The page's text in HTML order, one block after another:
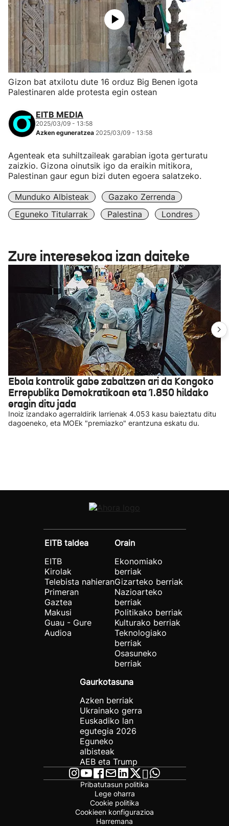
Gizon bat atxilotu dute 16 orduz Big Benen igota
Palestinaren alde protesta egin ostean
EITB MEDIA
2025/03/09 - 13:58
Azken eguneratzea 2025/03/09 - 13:58
Agenteak eta suhiltzaileak garabian igota gerturatu
zaizkio. Gizona oinutsik igo da eraikin mitikora,
Palestinan gaur egun bizi duten egoera salatzeko.
Munduko Albisteak
Gazako Zerrenda
Eguneko Titularrak
Palestina Londres
Zure interesekoa izan daiteke
Ebola kontrolik gabe zabaltzen ari da Kongoko
Errepublika Demokratikoan eta 1.850 hildako
eragin ditu jada
Inoiz izandako agerraldirik larrienak 4.053 kasu baieztatu ditu
dagoeneko, eta MOEk "premiazko" erantzuna eskatu du.
EITB taldea
EITB
Kirolak
Telebista nahieran
Primeran
Gaztea
Makusi
Guau - Gure
Audioa
Orain
Ekonomiako
berriak
Gizarteko berriak
Nazioarteko
berriak
Politikako berriak
Kulturako berriak
Teknologiako
berriak
Osasuneko
berriak
Gaurkotasuna
Azken berriak
Ukrainako gerra
Euskadiko lan
egutegia 2026
Eguneko
albisteak
AEB eta Trump
Pribatutasun politika
Lege oharra
Cookie politika
Cookieen konfigurazioa
Harremana